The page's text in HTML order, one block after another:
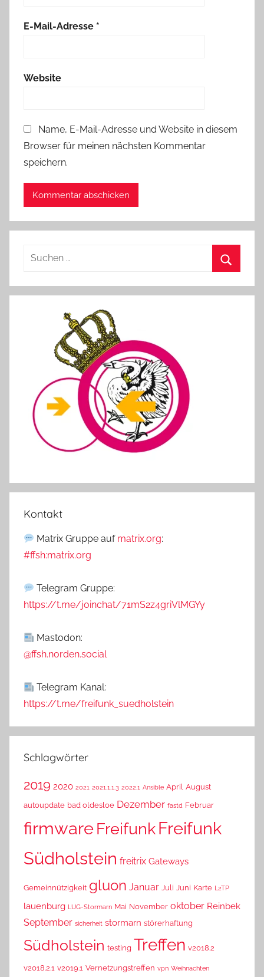
E-Mail-Adresse *
Website
Name, E-Mail-Adresse und Website in diesem
Browser für meinen nächsten Kommentar
speichern.
Suchen
Kontakt
Matrix Gruppe auf matrix.org:
#ffsh:matrix.org
Telegram Gruppe:
https://t.me/joinchat/71mS2z4griVlMGYy
Mastodon:
@ffsh.norden.social
Telegram Kanal:
https://t.me/freifunk_suedholstein
Schlagwörter
2019 2020 2021 2021.1.1.3 2022.1 Ansible April August
autoupdate bad oldesloe Dezember fastd Februar
firmwareFreifunkFreifunk
Südholstein freitrix Gateways
Gemeinnützigkeit gluon Januar Juli Juni Karte L2TP
lauenburg LUG-Stormarn Mai November oktober Reinbek
September sicherheit stormarn störerhaftung
Südholstein testing Treffen v2018.2
v2018.2.1 v2019.1 Vernetzungstreffen vpn Weihnachten